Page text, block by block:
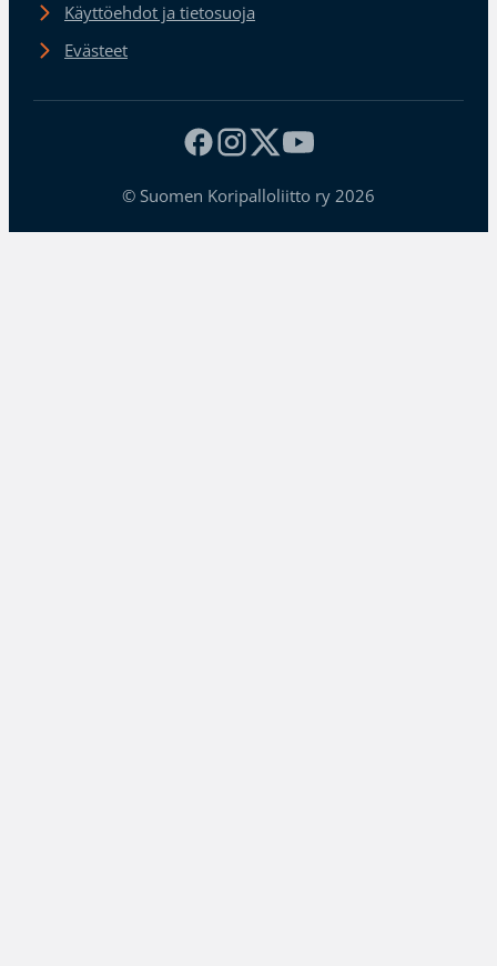
Käyttöehdot ja tietosuoja
Evästeet
© Suomen Koripalloliitto ry 2026